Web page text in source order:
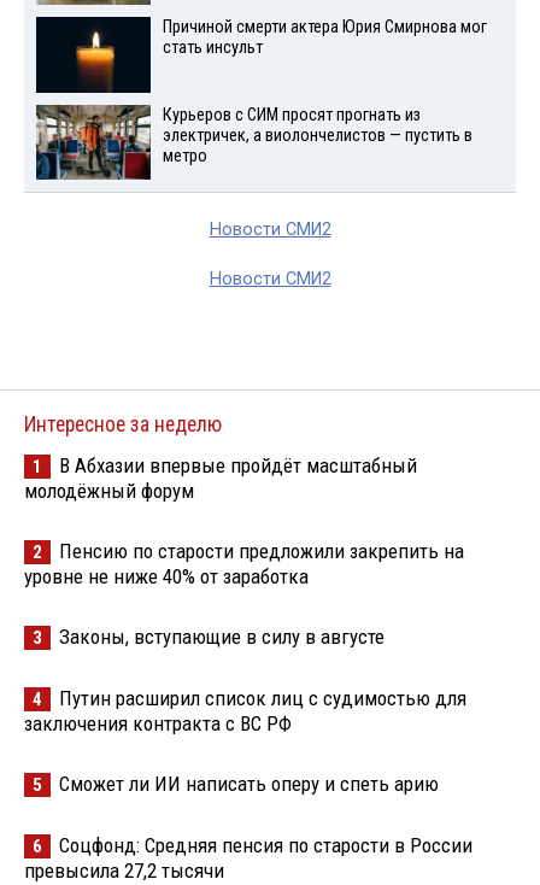
Причиной смерти актера Юрия Смирнова мог
стать инсульт
Курьеров с СИМ просят прогнать из
электричек, а виолончелистов — пустить в
метро
Новости СМИ2
Новости СМИ2
Интересное за неделю
1
В Абхазии впервые пройдёт масштабный
молодёжный форум
2
Пенсию по старости предложили закрепить на
уровне не ниже 40% от заработка
3 Законы, вступающие в силу в августе
4
Путин расширил список лиц с судимостью для
заключения контракта с ВС РФ
5 Сможет ли ИИ написать оперу и спеть арию
6
Соцфонд: Средняя пенсия по старости в России
превысила 27,2 тысячи